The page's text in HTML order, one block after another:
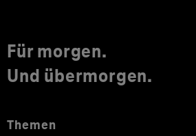
Für morgen.
Und übermorgen.
Themen